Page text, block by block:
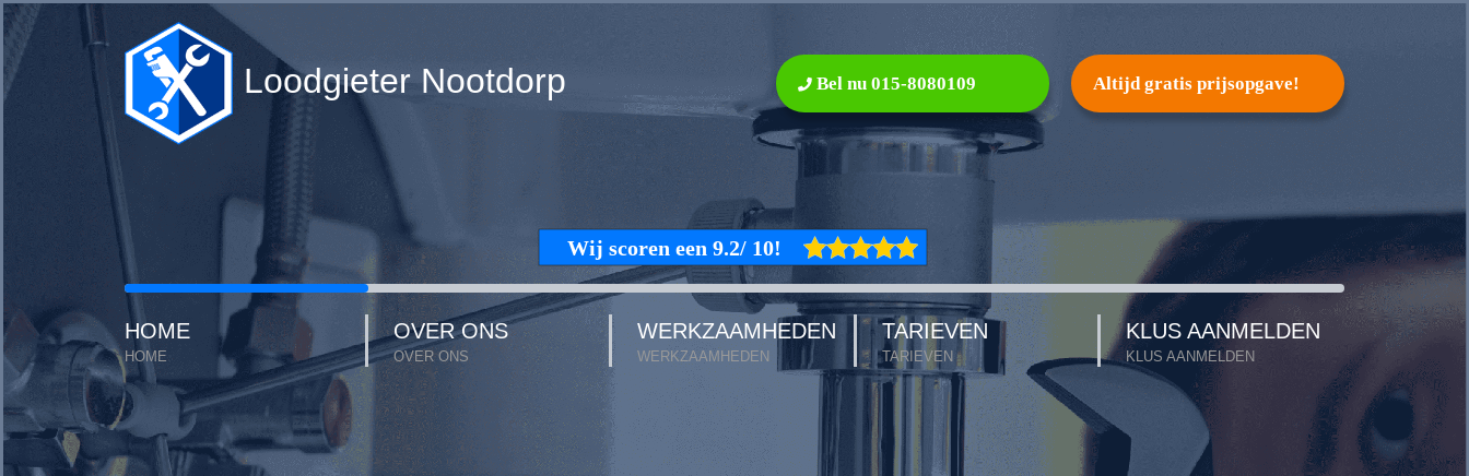
Loodgieter Nootdorp Bel nu 015-8080109 Altijd gratis prijsopgave!
HOME
HOME
OVER ONS
OVER ONS
WERKZAAMHEDEN
WERKZAAMHEDEN
TARIEVEN
TARIEVEN
KLUS AANMELDEN
KLUS AANMELDEN